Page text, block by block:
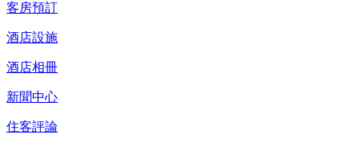
客房預訂
酒店設施
酒店相冊
新聞中心
住客評論